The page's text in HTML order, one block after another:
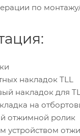
по
накладок TLL
накладок для
на
отжимной ролик
устройством